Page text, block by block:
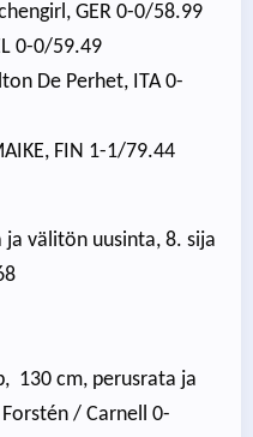
GER 0-0/58.99
0-0/59.49
De Perhet, ITA 0-
FIN 1-1/79.44
ja välitön uusinta, 8. sija
130 cm, perusrata ja
/ Carnell 0-